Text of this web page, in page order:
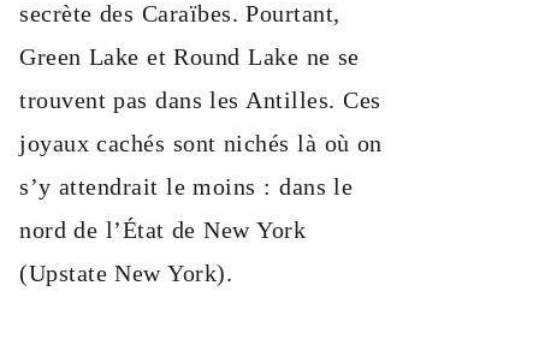
secrète des Caraïbes. Pourtant,
Green Lake et Round Lake ne se
trouvent pas dans les Antilles. Ces
joyaux cachés sont nichés là où on
s’y attendrait le moins : dans le
nord de l’État de New York
(Upstate New York).